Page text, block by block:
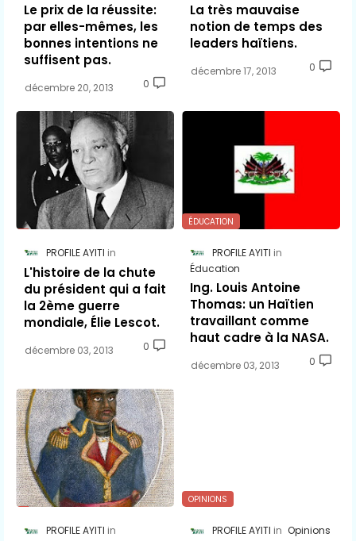
Le prix de la réussite:
par elles-mêmes, les
bonnes intentions ne
suffisent pas.
décembre 20, 2013 0
La très mauvaise
notion de temps des
leaders haïtiens.
décembre 17, 2013 0
PROFILE AYITI
L'histoire de la chute
du président qui a fait
la 2ème guerre
mondiale, Élie Lescot.
décembre 03, 2013 0
ÉDUCATION
PROFILE AYITI
Éducation
Ing. Louis Antoine
Thomas: un Haïtien
travaillant comme
haut cadre à la NASA.
décembre 03, 2013 0
PROFILE AYITI
OPINIONS
PROFILE AYITI Opinions